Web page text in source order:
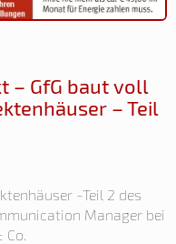
– GfG baut voll
– Teil
-Teil 2 des
Manager bei